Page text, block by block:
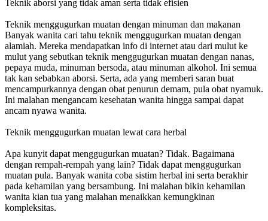
Teknik aborsi yang tidak aman serta tidak efisien
Teknik menggugurkan muatan dengan minuman dan makanan
Banyak wanita cari tahu teknik menggugurkan muatan dengan
alamiah. Mereka mendapatkan info di internet atau dari mulut ke
mulut yang sebutkan teknik menggugurkan muatan dengan nanas,
pepaya muda, minuman bersoda, atau minuman alkohol. Ini semua
tak kan sebabkan aborsi. Serta, ada yang memberi saran buat
mencampurkannya dengan obat penurun demam, pula obat nyamuk.
Ini malahan mengancam kesehatan wanita hingga sampai dapat
ancam nyawa wanita.
Teknik menggugurkan muatan lewat cara herbal
Apa kunyit dapat menggugurkan muatan? Tidak. Bagaimana
dengan rempah-rempah yang lain? Tidak dapat menggugurkan
muatan pula. Banyak wanita coba sistim herbal ini serta berakhir
pada kehamilan yang bersambung. Ini malahan bikin kehamilan
wanita kian tua yang malahan menaikkan kemungkinan
kompleksitas.